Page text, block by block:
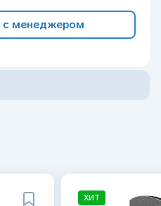
с менеджером
ХИТ